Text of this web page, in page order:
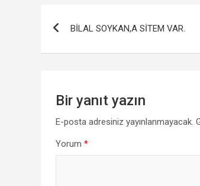
o
A
BİLAL SOYKAN,A SİTEM VAR.
Bir yanıt yazın
E-posta adresiniz yayınlanmayacak.
Yorum*